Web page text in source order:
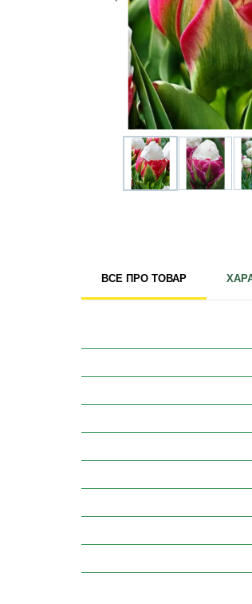
Для ландшафтного дизайну
Для поливу
Інструменти та інвентар
Виноробство
Бджільництво
Садові фігури
Міцелій грибів
Товари для дому
Теплиці і покривний матеріал
ВСЕ ПРО ТОВАР